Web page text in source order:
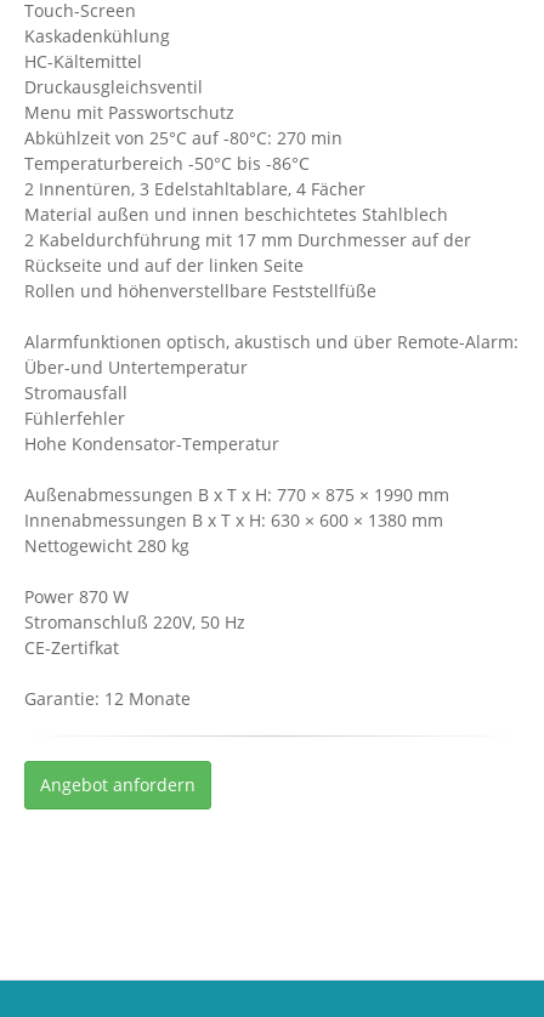
Touch-Screen
Kaskadenkühlung
HC-Kältemittel
Druckausgleichsventil
Menu mit Passwortschutz
Abkühlzeit von 25°C auf -80°C: 270 min
Temperaturbereich -50°C bis -86°C
2 Innentüren, 3 Edelstahltablare, 4 Fächer
Material außen und innen beschichtetes Stahlblech
2 Kabeldurchführung mit 17 mm Durchmesser auf der
Rückseite und auf der linken Seite
Rollen und höhenverstellbare Feststellfüße
Alarmfunktionen optisch, akustisch und über Remote-Alarm:
Über-und Untertemperatur
Stromausfall
Fühlerfehler
Hohe Kondensator-Temperatur
Außenabmessungen B x T x H: 770 × 875 × 1990 mm
Innenabmessungen B x T x H: 630 × 600 × 1380 mm
Nettogewicht 280 kg
Power 870 W
Stromanschluß 220V, 50 Hz
CE-Zertifkat
Garantie: 12 Monate
Angebot anfordern